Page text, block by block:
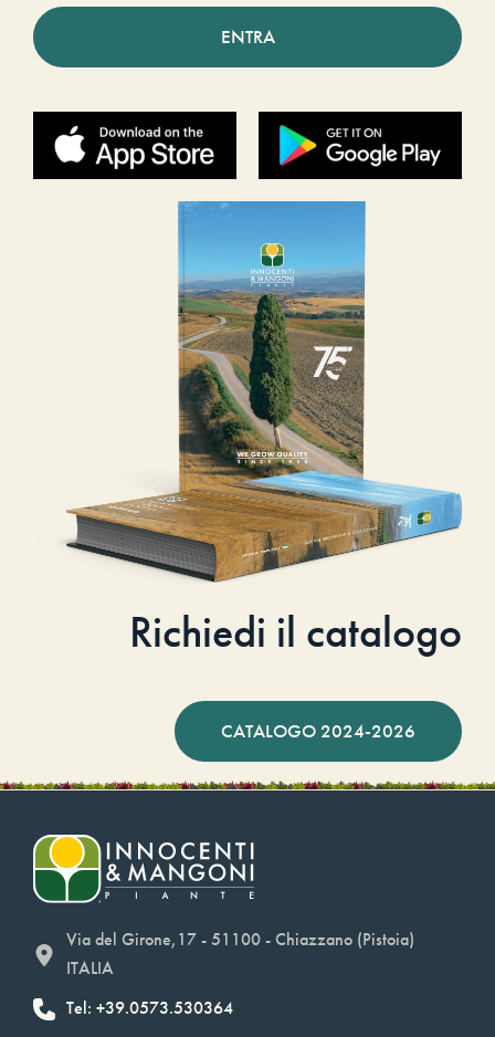
ENTRA
Richiedi il catalogo
CATALOGO 2024-2026
Via del Girone,17 - 51100 - Chiazzano (Pistoia)
ITALIA
Tel: +39.0573.530364